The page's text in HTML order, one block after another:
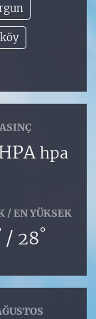
hpa
/ EN YÜKSEK
/ 28°